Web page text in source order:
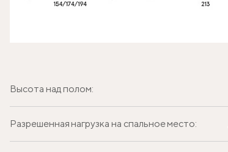
Высота над полом:
Разрешенная нагрузка на спальное место: